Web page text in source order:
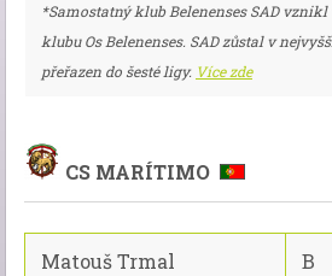
*Samostatný klub Belenenses SAD
klubu Os Belenenses. SAD zůstal v
přeřazen do šesté ligy. Více zde
CS MARÍTIMO
Matouš Trmal B